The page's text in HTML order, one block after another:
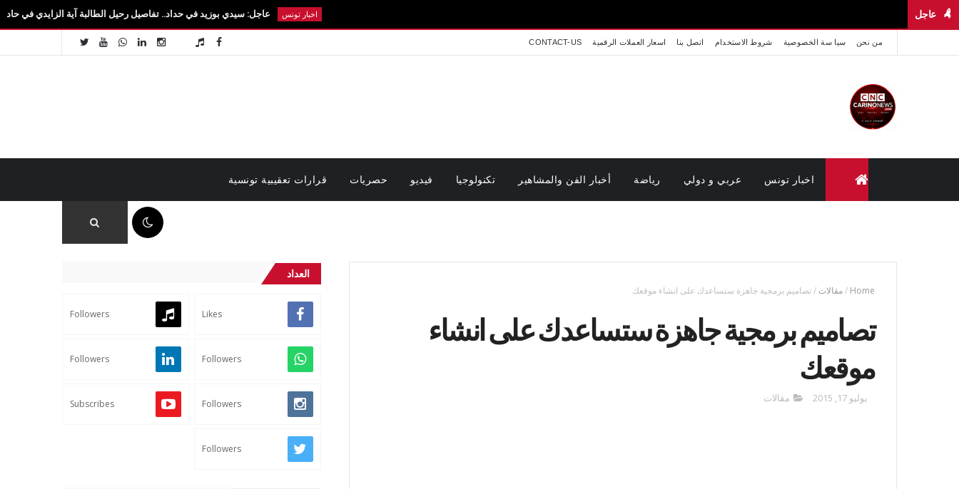
عاجل عاجل: سيدي بوزيد في حداد.. تفاصيل رحيل الطالبة آية الزايدي في حادث مروع
من نحن سيا سة الخصوصية شروط الاستخدام اتصل بنا اسعار العملات الرقمية CONTACT-US
اخبار تونس عربي و دولي رياضة أخبار الفن والمشاهير تكنولوجيا فيديو حصريات قرارات تعقيبية تونسية
Home
/مقالات /تصاميم برمجية جاهزة ستساعدك على انشاء موقعك
تصاميم برمجية جاهزة ستساعدك على انشاء
موقعك
يوليو 17, 2015 مقالات
العداد
Likes
Followers
Followers
Followers
Followers
Subscribes
Followers